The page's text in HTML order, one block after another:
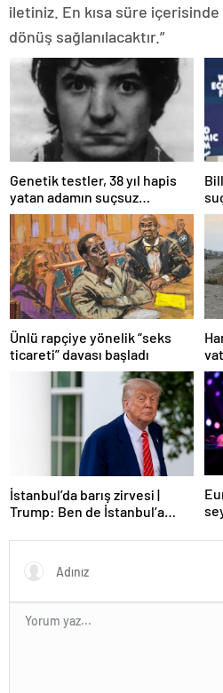
iletiniz. En kısa süre
dönüş sağlanılacaktır.”
Genetik testler, 38 yıl hapis
yatan adamın suçsuz
olduğunu ortaya çıkardı
Ünlü rapçiye yönelik “seks
ticareti” davası başladı
İstanbul’da barış zirvesi |
Trump: Ben de İstanbul’a